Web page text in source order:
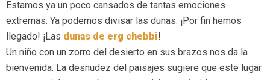
Estamos ya un poco cansados de tantas emociones
extremas. Ya podemos divisar las dunas. ¡Por fin hemos
llegado! ¡Las dunas de erg chebbi!
Un niño con un zorro del desierto en sus brazos nos da la
bienvenida. La desnudez del paisajes sugiere que este lugar